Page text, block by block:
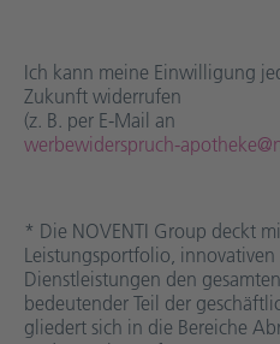
Ich kann meine Einwilligung
Zukunft widerrufen
(z. B. per E-Mail an
werbewiderspruch-
* Die NOVENTI Group deckt
Leistungsportfolio,
Dienstleistungen den
bedeutender Teil der
gliedert sich in die Bereiche